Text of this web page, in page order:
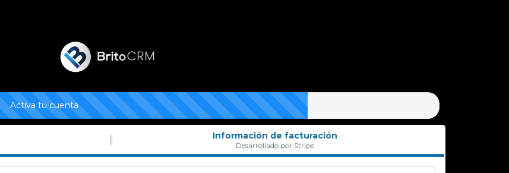
Activa tu cuenta
Información de facturación
Desarrollado por Stripe